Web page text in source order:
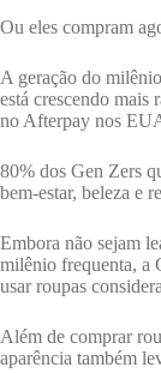
Ou eles compram
A geração do
está crescendo mais
no Afterpay nos
80% dos Gen Zers
bem-estar, beleza e
Embora não sejam
milênio frequenta, a
usar roupas
Além de comprar
aparência também